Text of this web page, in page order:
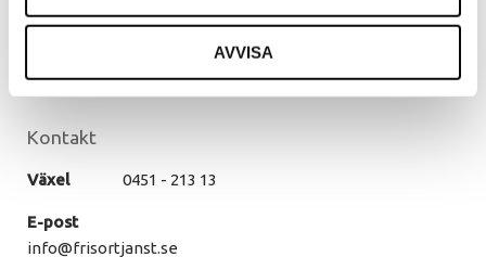
AVVISA
Måndag - Torsdag 07.30 - 16.00
07.30 - 14.30
Lunch
12.00 - 13.00
Kontakt
Växel 0451 - 213 13
E-post
info@frisortjanst.se